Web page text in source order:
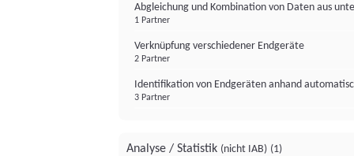
Abgleichung und Kombination von Daten aus
1 Partner
Verknüpfung verschiedener Endgeräte
2 Partner
Identifikation von Endgeräten anhand
3 Partner
Analyse / Statistik (nicht IAB) (1)